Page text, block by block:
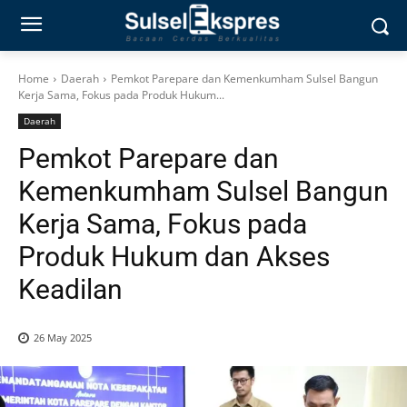
Home Daerah
Pemkot Parepare dan Kemenkumham Sulsel Bangun
Kerja Sama, Fokus pada Produk Hukum...
Daerah
Pemkot Parepare dan
Kemenkumham Sulsel Bangun
Kerja Sama, Fokus pada
Produk Hukum dan Akses
Keadilan
26 May 2025